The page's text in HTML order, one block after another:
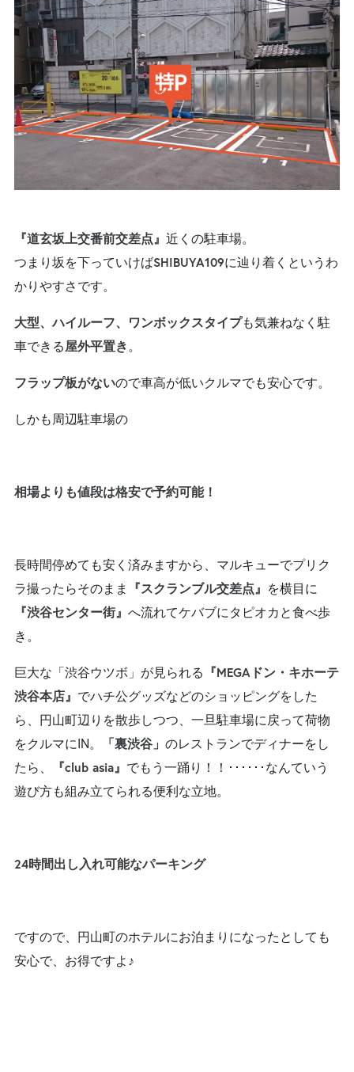
『道玄坂上交番前交差点』 近くの駐車場。
つまり坂を下っていけばSHIBUYA109に辿り着くというわ
かりやすさです。
大型、ハイルーフ、ワンボックスタイプも気兼ねなく駐
車できる屋外平置き 。
フラップ板がないので車高が低いクルマでも安心です。
しかも周辺駐車場の
相場よりも値段は格安で予約可能！
長時間停めても安く済みますから、マルキューでプリク
ラ撮ったらそのまま
『スクランブル交差点』 を横目に
『渋谷センター街』 へ流れてケバブにタピオカと食べ歩
き。
巨大な「渋谷ウツボ」が見られる 『MEGAドン・キホーテ
渋谷本店』 でハチ公グッズなどのショッピングをした
ら、円山町辺りを散歩しつつ、一旦駐車場に戻って荷物
をクルマにIN。
「裏渋谷」 のレストランでディナーをし
たら、
『club asia』 でもう一踊り！！･･････なんていう
遊び方も組み立てられる便利な立地。
24時間出し入れ可能なパーキング
ですので、円山町のホテルにお泊まりになったとしても
安心で、お得ですよ♪